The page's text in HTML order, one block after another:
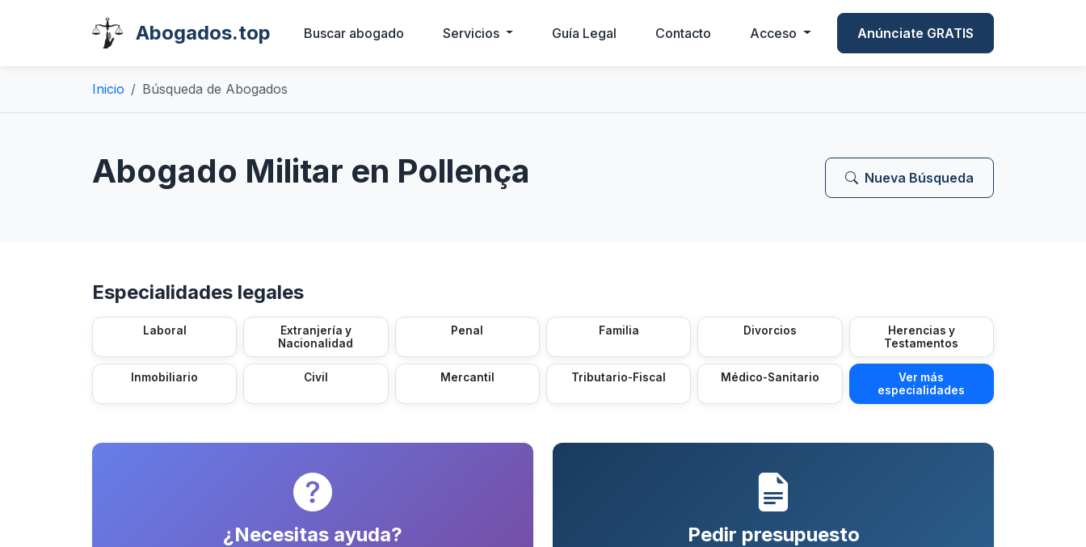
Abogados.top Buscar abogado Servicios Guía Legal Contacto Acceso Anúnciate GRATIS
Inicio Búsqueda de Abogados
Abogado Militar en Pollença Nueva Búsqueda
Especialidades legales
Laboral
Extranjería y
Nacionalidad
Penal Familia Divorcios
Herencias y
Testamentos
Inmobiliario Civil Mercantil Tributario-Fiscal Médico-Sanitario
Ver más
especialidades
¿Necesitas ayuda? Pedir presupuesto